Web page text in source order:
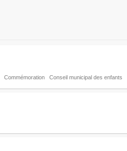
Commémoration Conseil municipal des enfants